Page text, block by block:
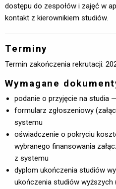
dostępu do zespołów i zajęć w
kontakt z kierownikiem studiów.
Terminy
Termin zakończenia rekrutacji:
Wymagane
podanie o przyjęcie na studia
formularz zgłoszeniowy
systemu
oświadczenie o pokryciu
wybranego finansowania
z systemu
dyplom ukończenia studiów
ukończenia studiów wyższych